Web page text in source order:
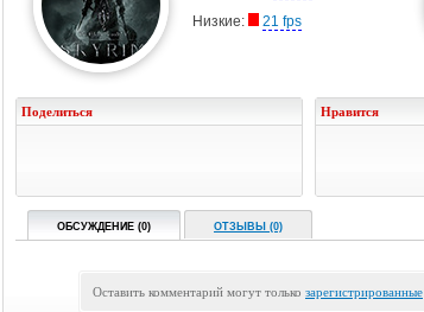
Низкие:
21 fps
Поделиться Нравится
ОБСУЖДЕНИЕ (0) ОТЗЫВЫ (0)
Оставить комментарий могут только зарегистрированные